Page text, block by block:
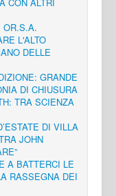
OR.S.A.
L'ALTO
DELLE
GRANDE
DI CHIUSURA
TRA SCIENZA
DI VILLA
JOHN
A BATTERCI LE
RASSEGNA DEI